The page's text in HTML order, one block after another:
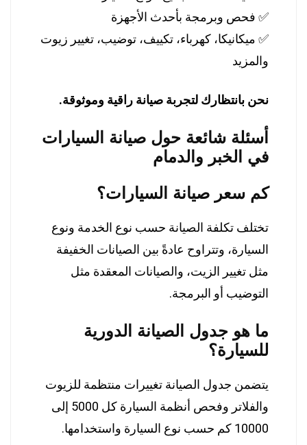
✅ فحص وبرمجة بأحدث الأجهزة
✅ ميكانيكا، كهرباء، تكييف، توضيب، تغيير زيوت
والمزيد
نحن بانتظارك لتجربة صيانة راقية وموثوقة.
أسئلة شائعة حول صيانة السيارات
في الخبر والدمام
كم سعر صيانة السيارات؟
تختلف تكلفة الصيانة حسب نوع الخدمة ونوع
السيارة، وتتراوح عادةً بين الصيانات الخفيفة
مثل تغيير الزيت، والصيانات المعقدة مثل
التوضيب أو البرمجة.
ما هو جدول الصيانة الدورية
للسيارة؟
يتضمن جدول الصيانة تغييرات منتظمة للزيوت
والفلاتر وفحص أنظمة السيارة كل 5000 إلى
10000 كم حسب نوع السيارة واستخدامها.